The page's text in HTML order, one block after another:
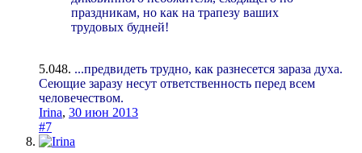
праздникам, но как на трапезу ваших
трудовых будней!
5.048. ...предвидеть трудно, как разнесется зараза духа.
Сеющие заразу несут ответственность перед всем
человечеством.
Irina, 30 июн 2013
#7